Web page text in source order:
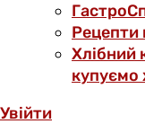
Рецепти
Хлібний
купуємо
Увійти